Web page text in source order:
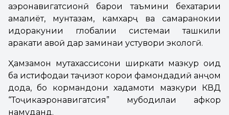
аэронавигатсионӣ барои таъмини бехатарии
амалиёт, мунтазам, камхарҷ ва самаранокии
идоракунии глобалии системаи ташкили
ҳаракати ҳавоӣ дар заминаи устувори экологӣ.
Ҳамзамон мутахассисони ширкати мазкур оид
ба истифодаи таҷҳизот корҳои фаҳмондадиҳӣ анҷом
дода, бо кормандони хадамоти мазкури КВД
“Тоҷикаэронавигатсия” мубодилаи афкор
намуданд.